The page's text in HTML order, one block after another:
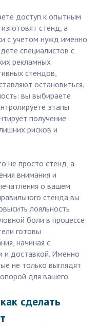
доступ к опытным
стенд, а
с учетом нужд именно
специалистов с
рекламных
стендов,
остановиться.
вы выбираете
этапы
получение
рисков и
не просто стенд, а
внимания и
о вашем
стенда вы
лояльность
боли в процессе
готовы
начиная с
и доставкой. Именно
не только выглядят
для вашего
сделать